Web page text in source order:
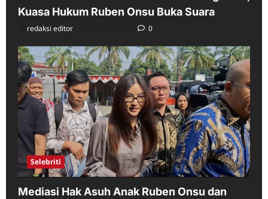
Kuasa Hukum Ruben Onsu Buka Suara
redaksi editor 0
Selebriti
Mediasi Hak Asuh Anak Ruben Onsu dan